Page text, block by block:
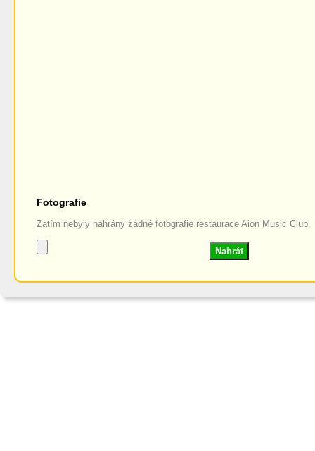
Fotografie
Zatím nebyly nahrány žádné fotografie restaurace Aion Music Club.